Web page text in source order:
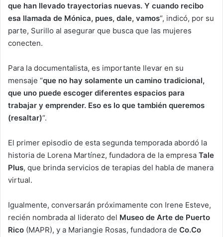
que han llevado trayectorias nuevas. Y cuando recibo
esa llamada de Mónica, pues, dale, vamos“, indicó, por su
parte, Surillo al asegurar que busca que las mujeres
conecten.
Para la documentalista, es importante llevar en su
mensaje “que no hay solamente un camino tradicional,
que uno puede escoger diferentes espacios para
trabajar y emprender. Eso es lo que también queremos
(resaltar)“.
El primer episodio de esta segunda temporada abordó la
historia de Lorena Martínez, fundadora de la empresa Tale
Plus, que brinda servicios de terapias del habla de manera
virtual.
Igualmente, conversarán próximamente con Irene Esteve,
recién nombrada al liderato del Museo de Arte de Puerto
Rico (MAPR), y a Mariangie Rosas, fundadora de Co.Co